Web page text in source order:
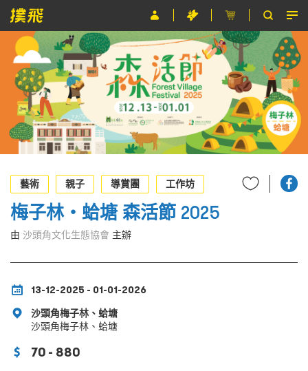
節目
主辦單位
關於撲飛
條款及細則
EN
藝術
親子 導賞團 工作坊
梅子林・蛤塘 森活節 2025
由 沙頭角文化生態協會 主辦
13-12-2025 - 01-01-2026
沙頭角梅子林、蛤塘
沙頭角梅子林、蛤塘
70 - 880